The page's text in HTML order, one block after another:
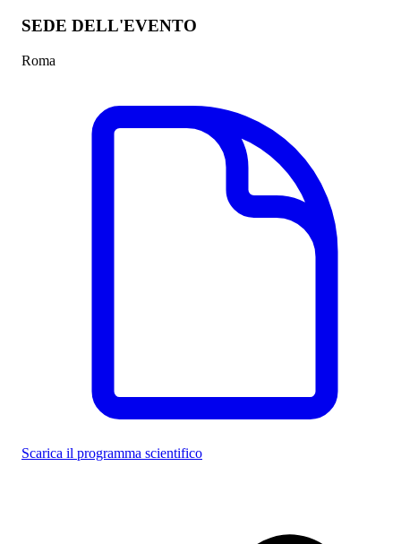
SEDE DELL'EVENTO
Roma
Scarica il programma scientifico